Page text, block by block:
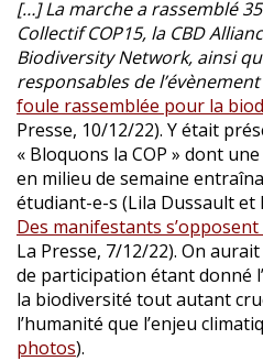
[…] La marche a rassemblé
Collectif COP15, la CBD
Biodiversity Network, ainsi
responsables de l’évènement
foule rassemblée pour la
Presse, 10/12/22). Y était
« Bloquons la COP » dont
en milieu de semaine
étudiant-e-s (Lila Dussault et
Des manifestants s’opposent
La Presse, 7/12/22). On
de participation étant donné
la biodiversité tout autant
l’humanité que l’enjeu
photos).